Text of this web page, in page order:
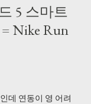
02/autoclick-
하도록 사용했다.
Free-Video-to-
5 스마트
Nike Run
데 연동이 영 어려